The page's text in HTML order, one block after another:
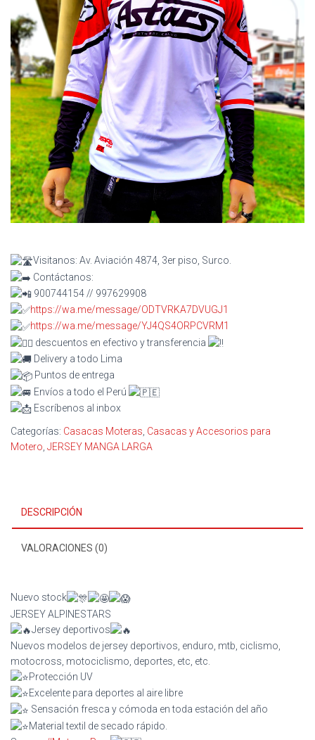
Visitanos: Av. Aviación 4874, 3er piso, Surco.
Contáctanos:
900744154 // 997629908
https://wa.me/message/ODTVRKA7DVUGJ1
https://wa.me/message/YJ4QS4ORPCVRM1
descuentos en efectivo y transferencia
Delivery a todo Lima
Puntos de entrega
Envíos a todo el Perú
Escríbenos al inbox
Categorías: Casacas Moteras, Casacas y Accesorios para
Motero, JERSEY MANGA LARGA
DESCRIPCIÓN
VALORACIONES (0)
Nuevo stock
JERSEY ALPINESTARS
Jersey deportivos
Nuevos modelos de jersey deportivos, enduro, mtb, ciclismo,
motocross, motociclismo, deportes, etc, etc.
Protección UV
Excelente para deportes al aire libre
Sensación fresca y cómoda en toda estación del año
Material textil de secado rápido.